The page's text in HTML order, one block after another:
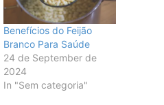
Benefícios do Feijão
Branco Para Saúde
24 de September de
2024
In "Sem categoria"